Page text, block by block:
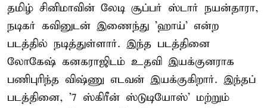
தமிழ் சினிமாவின் லேடி சூப்பர் ஸ்டார் நயன்தாரா,
நடிகர் கவினுடன் இணைந்து 'ஹாய்' என்ற
படத்தில் நடித்துள்ளார். இந்த படத்தினை
லோகேஷ் கனகராஜிடம் உதவி இயக்குனராக
பணிபுரிந்த விஷ்ணு எடவன் இயக்குகிறார். இந்தப்
படத்தினை, '7 ஸ்கிரீன் ஸ்டுடியோஸ்' மற்றும்